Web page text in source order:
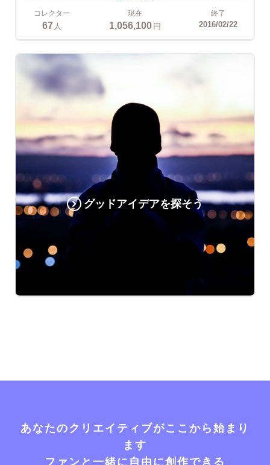
コレクター
67人
現在
1,056,100円
終了
2016/02/22
グッドアイデアを探そう
あなたのクリエイティブがここから始まり
ます
ファンと一緒に自由に創作できる